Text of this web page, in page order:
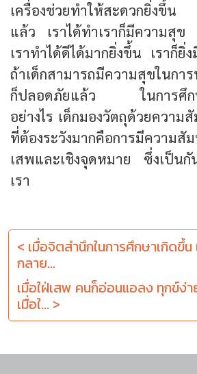
เครื่องช่วยทำให้สะดวกยิ่งขึ้น
แล้ว เราได้ทำเราก็มีความสุข
เราทำได้ดีได้มากยิ่งขึ้น เราก็
ถ้าเด็กสามารถมีความสุขในกา
ก็ปลอดภัยแล้ว ในการศึกษ
อย่างไร เด็กมองวัตถุด้วยความ
ที่ต้องระวังมากคือการมีความสั
เสพและเชิงจุดหมาย ซึ่งเป็นกั
เรา
< เมื่อจิตสำนึกในการศึกษาเกิดขึ้
กลาย...
เมื่อใฝ่เสพ คนก็อ่อนแอลง ทุกข์ง่
เมื่อใ... >